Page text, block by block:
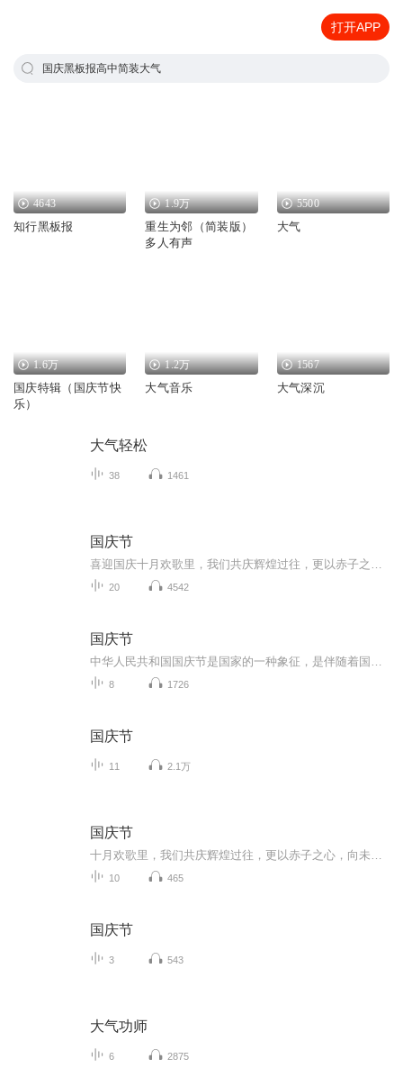
打开APP
国庆黑板报高中简装大气
4643
知行黑板报
1.9万
重生为邻（简装版）
多人有声
5500
大气
1.6万
国庆特辑（国庆节快
乐）
1.2万
大气音乐
1567
大气深沉
大气轻松
38 1461
国庆节
20 4542
国庆节
8 1726
国庆节
11 2.1万
国庆节
10 465
国庆节
3 543
大气功师
6 2875